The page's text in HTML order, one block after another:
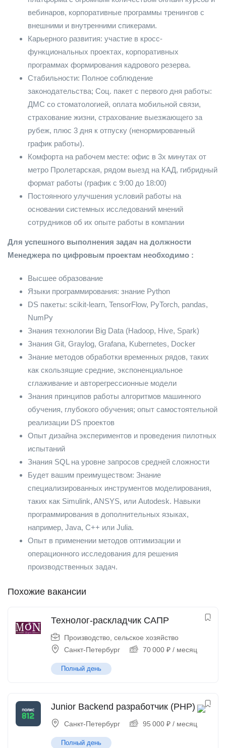
вебинаров, корпоративные программы тренингов с
внешними и внутренними спикерами.
Карьерного развития: участие в кросс-
функциональных проектах, корпоративных
программах формирования кадрового резерва.
Стабильности: Полное соблюдение
законодательства; Соц. пакет с первого дня работы:
ДМС со стоматологией, оплата мобильной связи,
страхование жизни, страхование выезжающего за
рубеж, плюс 3 дня к отпуску (ненормированный
график работы).
Комфорта на рабочем месте: офис в 3х минутах от
метро Пролетарская, рядом выезд на КАД, гибридный
формат работы (график с 9:00 до 18:00)
Постоянного улучшения условий работы на
основании системных исследований мнений
сотрудников об их опыте работы в компании
Для успешного выполнения задач на должности
Менеджера по цифровым проектам необходимо :
Высшее образование
Языки программирования: знание Python
DS пакеты: scikit-learn, TensorFlow, PyTorch, pandas,
NumPy
Знания технологии Big Data (Hadoop, Hive, Spark)
Знания Git, Graylog, Grafana, Kubernetes, Docker
Знание методов обработки временных рядов, таких
как скользящие средние, экспоненциальное
сглаживание и авторегрессионные модели
Знания принципов работы алгоритмов машинного
обучения, глубокого обучения; опыт самостоятельной
реализации DS проектов
Опыт дизайна экспериментов и проведения пилотных
испытаний
Знания SQL на уровне запросов средней сложности
Будет вашим преимуществом: Знание
специализированных инструментов моделирования,
таких как Simulink, ANSYS, или Autodesk. Навыки
программирования в дополнительных языках,
например, Java, C++ или Julia.
Опыт в применении методов оптимизации и
операционного исследования для решения
производственных задач.
Похожие вакансии
Технолог-раскладчик САПР
Производство, сельское хозяйство
Санкт-Петербург
70 000 ₽ / месяц
Полный день
Junior Backend разработчик (PHP)
Санкт-Петербург 95 000 ₽ / месяц
Полный день